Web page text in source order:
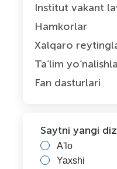
Institut vakant
Hamkorlar
Xalqaro
Ta’lim
Fan dasturlari
Saytni yangi
A'lo
Yaxshi